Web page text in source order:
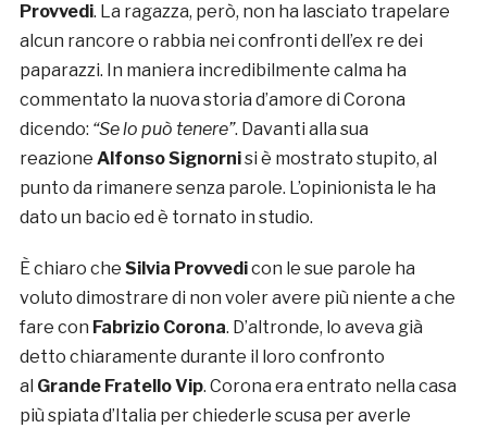
Provvedi. La ragazza, però, non ha lasciato trapelare
alcun rancore o rabbia nei confronti dell’ex re dei
paparazzi. In maniera incredibilmente calma ha
commentato la nuova storia d’amore di Corona
dicendo: “Se lo può tenere”. Davanti alla sua
reazione Alfonso Signornisi è mostrato stupito, al
punto da rimanere senza parole. L’opinionista le ha
dato un bacio ed è tornato in studio.
È chiaro che Silvia Provvedicon le sue parole ha
voluto dimostrare di non voler avere più niente a che
fare con Fabrizio Corona. D’altronde, lo aveva già
detto chiaramente durante il loro confronto
al Grande Fratello Vip. Corona era entrato nella casa
più spiata d’Italia per chiederle scusa per averle